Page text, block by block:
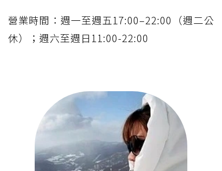
營業時間：週一至週五17:00–22:00（週二公
休）；週六至週日11:00-22:00